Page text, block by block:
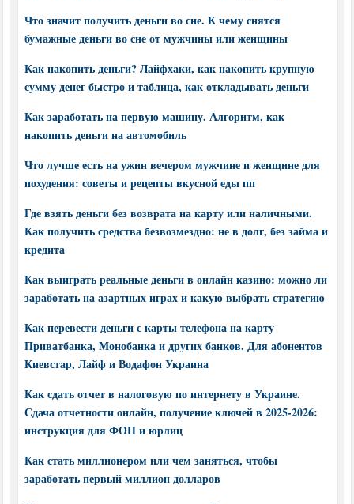
Что значит получить деньги во сне. К чему снятся
бумажные деньги во сне от мужчины или женщины
Как накопить деньги? Лайфхаки, как накопить крупную
сумму денег быстро и таблица, как откладывать деньги
Как заработать на первую машину. Алгоритм, как
накопить деньги на автомобиль
Что лучше есть на ужин вечером мужчине и женщине для
похудения: советы и рецепты вкусной еды пп
Где взять деньги без возврата на карту или наличными.
Как получить средства безвозмездно: не в долг, без займа и
кредита
Как выиграть реальные деньги в онлайн казино: можно ли
заработать на азартных играх и какую выбрать стратегию
Как перевести деньги с карты телефона на карту
Приватбанка, Монобанка и других банков. Для абонентов
Киевстар, Лайф и Водафон Украина
Как сдать отчет в налоговую по интернету в Украине.
Сдача отчетности онлайн, получение ключей в 2025-2026:
инструкция для ФОП и юрлиц
Как стать миллионером или чем заняться, чтобы
заработать первый миллион долларов